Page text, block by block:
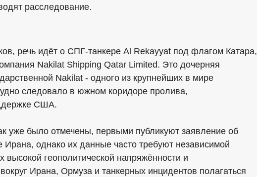
расследование.
речь идёт о СПГ-танкере Al Rekayyat под флагом Катара,
Nakilat Shipping Qatar Limited. Это дочерняя
Nakilat - одного из крупнейших в мире
следовало в южном коридоре пролива,
США.
уже было отмечены, первыми публикуют заявление об
Ирана, однако их данные часто требуют независимой
высокой геополитической напряжённости и
Ирана, Ормуза и танкерных инцидентов полагаться